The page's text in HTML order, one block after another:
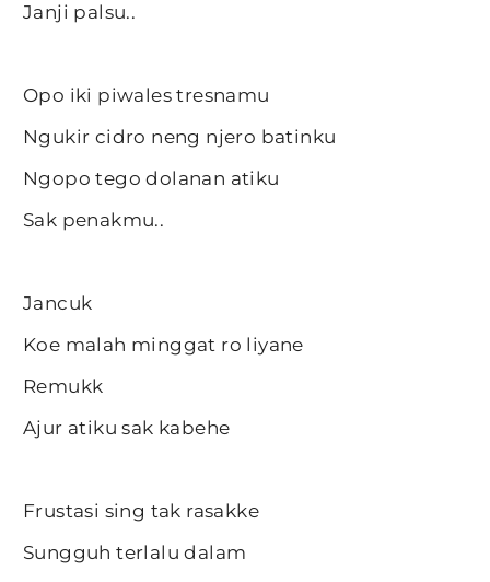
Janji palsu..
Opo iki piwales tresnamu
Ngukir cidro neng njero batinku
Ngopo tego dolanan atiku
Sak penakmu..
Jancuk
Koe malah minggat ro liyane
Remukk
Ajur atiku sak kabehe
Frustasi sing tak rasakke
Sungguh terlalu dalam